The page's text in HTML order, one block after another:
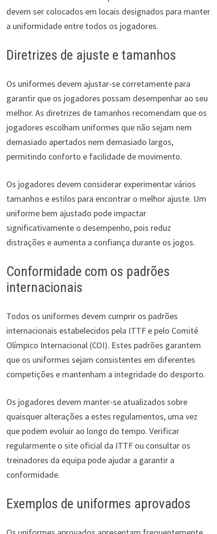
devem ser colocados em locais designados para manter
a uniformidade entre todos os jogadores.
Diretrizes de ajuste e tamanhos
Os uniformes devem ajustar-se corretamente para
garantir que os jogadores possam desempenhar ao seu
melhor. As diretrizes de tamanhos recomendam que os
jogadores escolham uniformes que não sejam nem
demasiado apertados nem demasiado largos,
permitindo conforto e facilidade de movimento.
Os jogadores devem considerar experimentar vários
tamanhos e estilos para encontrar o melhor ajuste. Um
uniforme bem ajustado pode impactar
significativamente o desempenho, pois reduz
distrações e aumenta a confiança durante os jogos.
Conformidade com os padrões
internacionais
Todos os uniformes devem cumprir os padrões
internacionais estabelecidos pela ITTF e pelo Comité
Olímpico Internacional (COI). Estes padrões garantem
que os uniformes sejam consistentes em diferentes
competições e mantenham a integridade do desporto.
Os jogadores devem manter-se atualizados sobre
quaisquer alterações a estes regulamentos, uma vez
que podem evoluir ao longo do tempo. Verificar
regularmente o site oficial da ITTF ou consultar os
treinadores da equipa pode ajudar a garantir a
conformidade.
Exemplos de uniformes aprovados